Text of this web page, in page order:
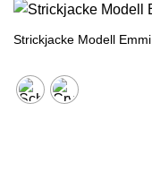
Strickjacke Modell Emmi